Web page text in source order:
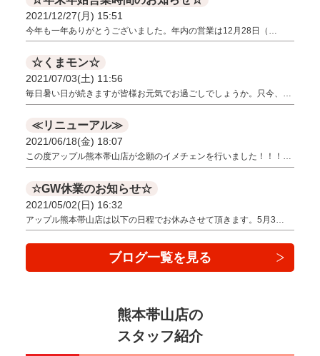
2021/12/27(月) 15:51
今年も一年ありがとうございました。年内の営業は12月28日（…
☆くまモン☆
2021/07/03(土) 11:56
毎日暑い日が続きますが皆様お元気でお過ごしでしょうか。只今、…
≪リニューアル≫
2021/06/18(金) 18:07
この度アップル熊本帯山店が念願のイメチェンを行いました！！！…
☆GW休業のお知らせ☆
2021/05/02(日) 16:32
アップル熊本帯山店は以下の日程でお休みさせて頂きます。5月3…
ブログ一覧を見る
熊本帯山店の
スタッフ紹介